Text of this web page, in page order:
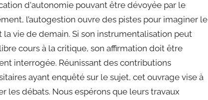
d'autonomie pouvant être dévoyée par le
l’autogestion ouvre des pistes pour imaginer le
la vie de demain. Si son instrumentalisation peut
cours à la critique, son affirmation doit être
interrogée. Réunissant des contributions
ayant enquêté sur le sujet, cet ouvrage vise à
les débats. Nous espérons que leurs travaux